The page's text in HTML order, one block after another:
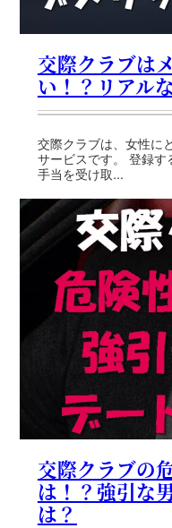
交際クラブは
い！？リアル
交際クラブは、女性に
サービスです。 登録
手当を受け取...
交際クラブの
は！？強引な
は？